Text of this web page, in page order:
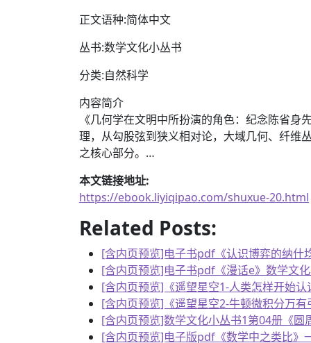
正文语种:简体中文
丛书:数学文化小丛书
分类:自然科学
内容简介
《几何学在文明中所扮演的角色：纪念陈省
理，从勾股弦到狭义相对论，大域几何、纤维
之核心部分。…
本文链接地址:
https://ebook.liyiqipao.com/shuxue-20.html
Related Posts:
[含内页预览]电子书pdf《认识博弈的纳什
[含内页预览]电子书pdf《漫话e》数学文
[含内页预览]《遥望星空1-人类怎样开始
[含内页预览]《遥望星空2-牛顿微积分万
[含内页预览]数学文化小丛书1第04册《
[含内页预览]电子版pdf《数学中之类比